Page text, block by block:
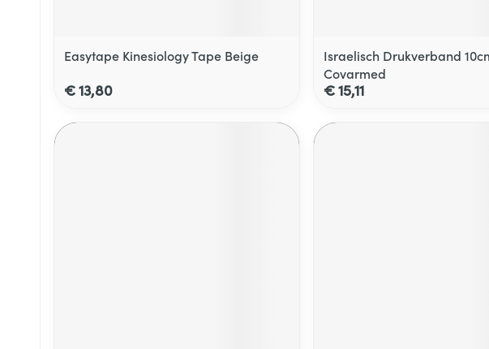
Easytape Kinesiology Tape Beige
€ 13,80
Israelisch Drukverband
Covarmed
€ 15,11